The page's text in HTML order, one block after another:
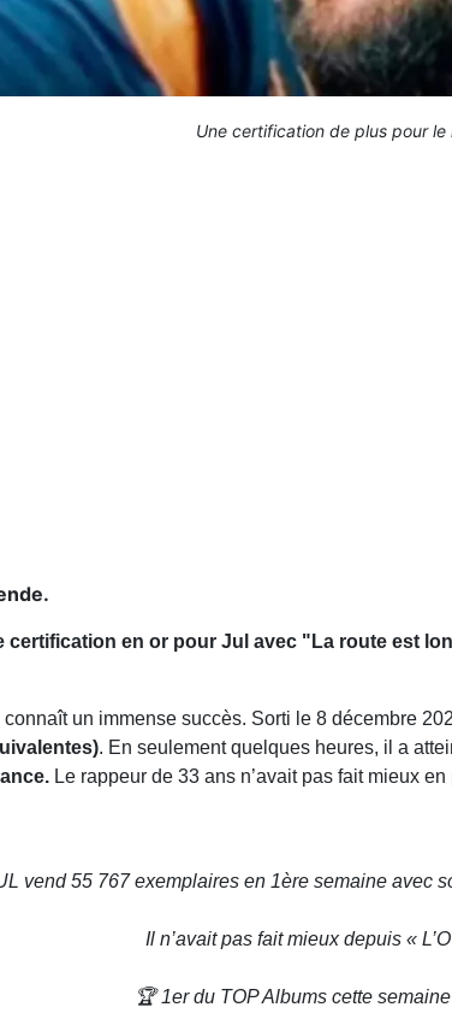
Une certification de plus pour le
certification en or pour Jul avec "La route est
connaît un immense succès. Sorti le 8 décembre
. En seulement quelques heures, il a
Le rappeur de 33 ans n’avait pas fait mieux
vend 55 767 exemplaires en 1ère semaine avec
Il n’avait pas fait mieux depuis «
🏆 1er du TOP Albums cette semaine